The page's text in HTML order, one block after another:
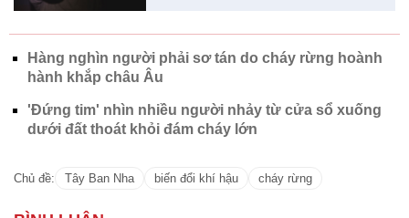
Hàng nghìn người phải sơ tán do cháy rừng hoành
hành khắp châu Âu
'Đứng tim' nhìn nhiều người nhảy từ cửa sổ xuống
dưới đất thoát khỏi đám cháy lớn
Chủ đề: Tây Ban Nha biến đổi khí hậu cháy rừng